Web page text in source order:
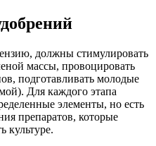
должны стимулировать
массы, провоцировать
подготавливать молодые
Для каждого этапа
элементы, но есть
препаратов, которые
культуре.